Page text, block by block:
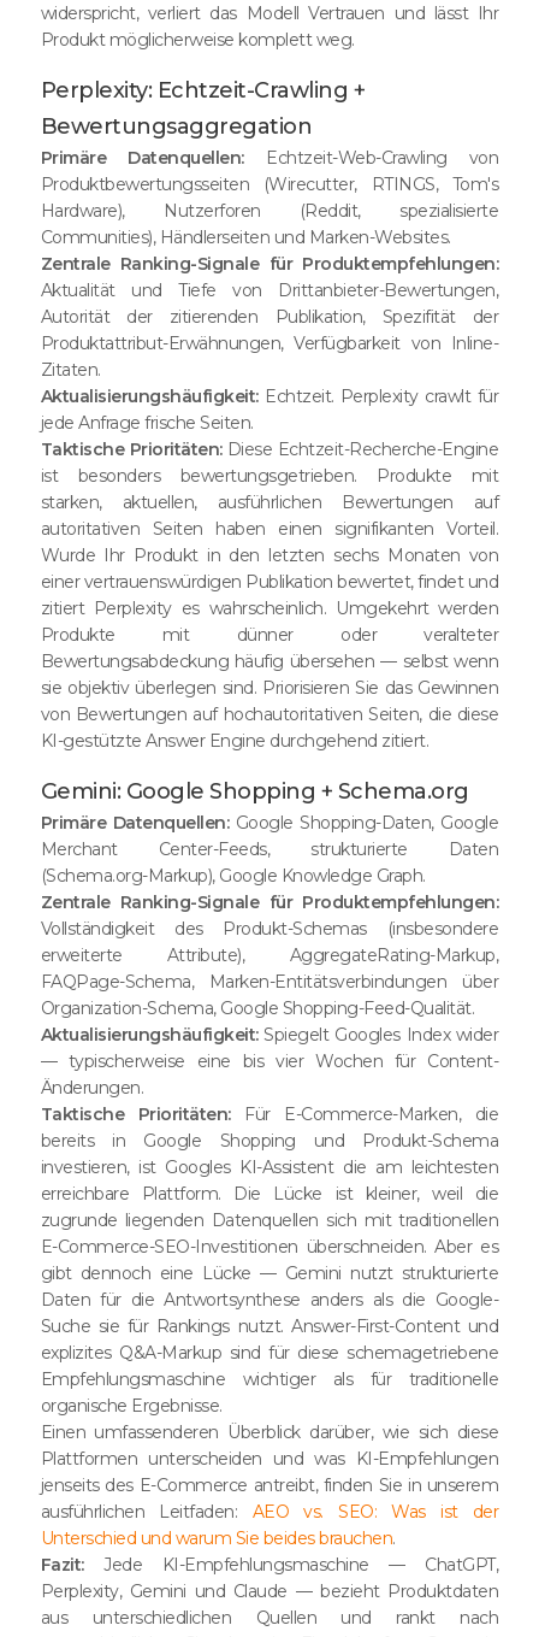
widerspricht, verliert das Modell Vertrauen und lässt Ihr
Produkt möglicherweise komplett weg.
Perplexity: Echtzeit-Crawling +
Bewertungsaggregation
Primäre Datenquellen:Echtzeit-Web-Crawling von
Produktbewertungsseiten (Wirecutter, RTINGS, Tom's
Hardware), Nutzerforen (Reddit, spezialisierte
Communities), Händlerseiten und Marken-Websites.
Zentrale Ranking-Signale für Produktempfehlungen:
Aktualität und Tiefe von Drittanbieter-Bewertungen,
Autorität der zitierenden Publikation, Spezifität der
Produktattribut-Erwähnungen, Verfügbarkeit von Inline-
Zitaten.
Aktualisierungshäufigkeit:Echtzeit. Perplexity crawlt für
jede Anfrage frische Seiten.
Taktische Prioritäten:Diese Echtzeit-Recherche-Engine
ist besonders bewertungsgetrieben. Produkte mit
starken, aktuellen, ausführlichen Bewertungen auf
autoritativen Seiten haben einen signifikanten Vorteil.
Wurde Ihr Produkt in den letzten sechs Monaten von
einer vertrauenswürdigen Publikation bewertet, findet und
zitiert Perplexity es wahrscheinlich. Umgekehrt werden
Produkte mit dünner oder veralteter
Bewertungsabdeckung häufig übersehen — selbst wenn
sie objektiv überlegen sind. Priorisieren Sie das Gewinnen
von Bewertungen auf hochautoritativen Seiten, die diese
KI-gestützte Answer Engine durchgehend zitiert.
Gemini: Google Shopping + Schema.org
Primäre Datenquellen:Google Shopping-Daten, Google
Merchant Center-Feeds, strukturierte Daten
(Schema.org-Markup), Google Knowledge Graph.
Zentrale Ranking-Signale für Produktempfehlungen:
Vollständigkeit des Produkt-Schemas (insbesondere
erweiterte Attribute), AggregateRating-Markup,
FAQPage-Schema, Marken-Entitätsverbindungen über
Organization-Schema, Google Shopping-Feed-Qualität.
Aktualisierungshäufigkeit:Spiegelt Googles Index wider
— typischerweise eine bis vier Wochen für Content-
Änderungen.
Taktische Prioritäten:Für E-Commerce-Marken, die
bereits in Google Shopping und Produkt-Schema
investieren, ist Googles KI-Assistent die am leichtesten
erreichbare Plattform. Die Lücke ist kleiner, weil die
zugrunde liegenden Datenquellen sich mit traditionellen
E-Commerce-SEO-Investitionen überschneiden. Aber es
gibt dennoch eine Lücke — Gemini nutzt strukturierte
Daten für die Antwortsynthese anders als die Google-
Suche sie für Rankings nutzt. Answer-First-Content und
explizites Q&A-Markup sind für diese schemagetriebene
Empfehlungsmaschine wichtiger als für traditionelle
organische Ergebnisse.
Einen umfassenderen Überblick darüber, wie sich diese
Plattformen unterscheiden und was KI-Empfehlungen
jenseits des E-Commerce antreibt, finden Sie in unserem
ausführlichen Leitfaden: AEO vs. SEO: Was ist der
Unterschied und warum Sie beides brauchen.
Fazit:Jede KI-Empfehlungsmaschine — ChatGPT,
Perplexity, Gemini und Claude — bezieht Produktdaten
aus unterschiedlichen Quellen und rankt nach